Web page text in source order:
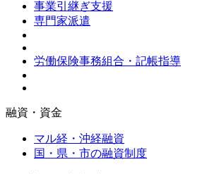
事業引継ぎ支援
専門家派遣
労働保険事務組合・記帳指導
融資・資金
マル経・沖経融資
国・県・市の融資制度